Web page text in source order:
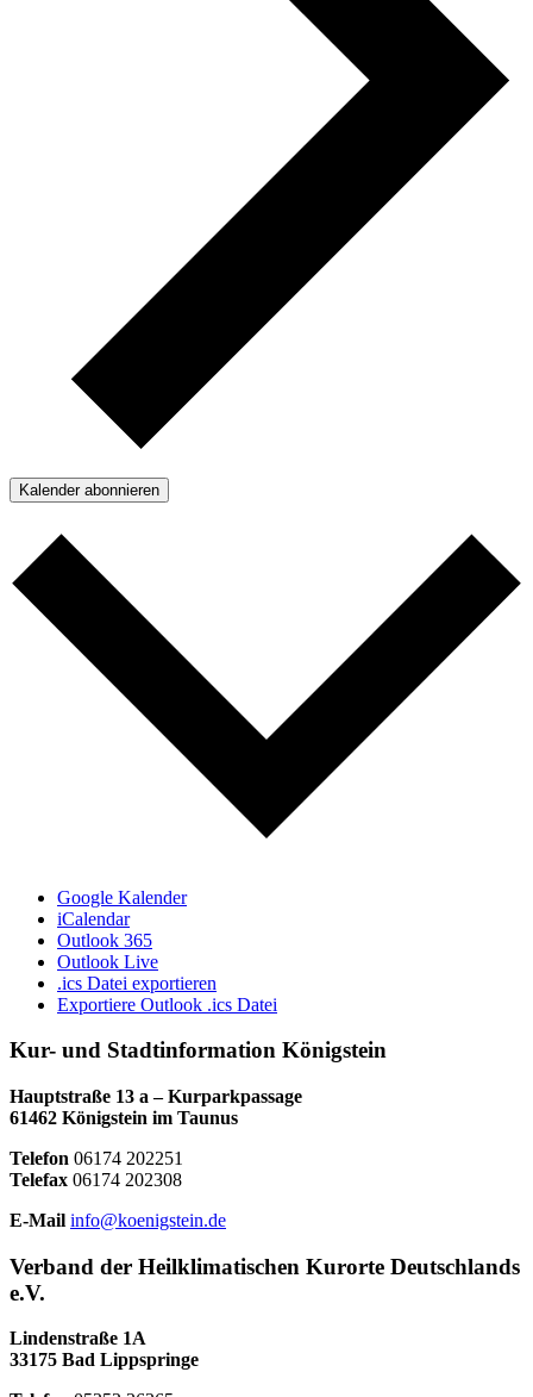
Kalender abonnieren
Google Kalender
iCalendar
Outlook 365
Outlook Live
.ics Datei exportieren
Exportiere Outlook .ics Datei
Kur- und Stadtinformation Königstein
Hauptstraße 13 a – Kurparkpassage
61462 Königstein im Taunus
Telefon 06174 202251
Telefax 06174 202308
E-Mail info@koenigstein.de
Verband der Heilklimatischen Kurorte Deutschlands
e.V.
Lindenstraße 1A
33175 Bad Lippspringe